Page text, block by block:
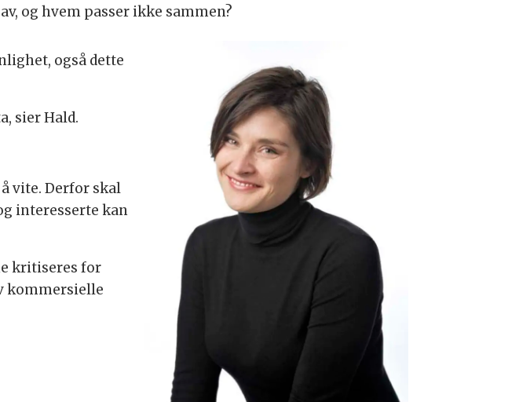
og hvem passer ikke sammen?
også dette
sier Hald.
vite. Derfor skal
interesserte kan
kritiseres for
kommersielle